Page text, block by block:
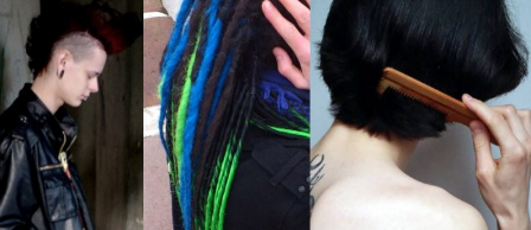
WŁOSOWA
HISTORIA
OLKA,
czyli
włosowe
perypetie
z happy
endem!